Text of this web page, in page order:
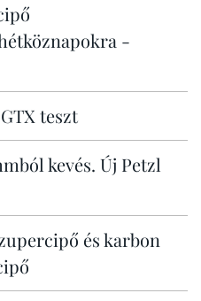
-
teszt
kevés. Új Petzl
és karbon